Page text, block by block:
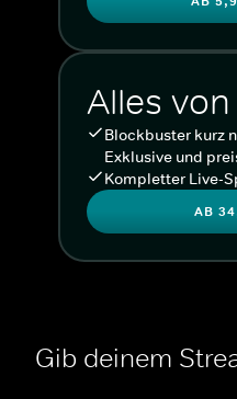
Alles von
Blockbuster kurz
Exklusive und
Kompletter Live-
AB
Gib deinem